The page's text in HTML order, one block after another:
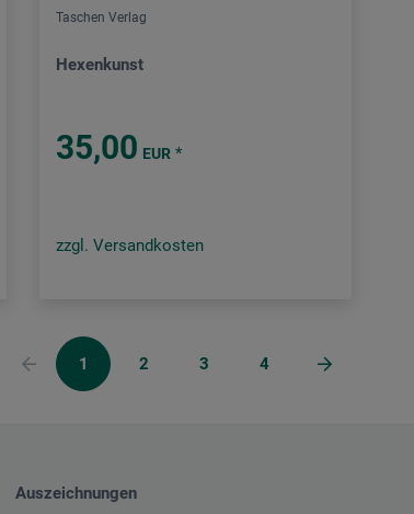
Taschen Verlag
Hexenkunst
35,00 EUR *
zzgl. Versandkosten
1 2 3 4
Auszeichnungen